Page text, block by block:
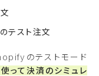
テスト注文
のテストモード
って決済のシミュレ